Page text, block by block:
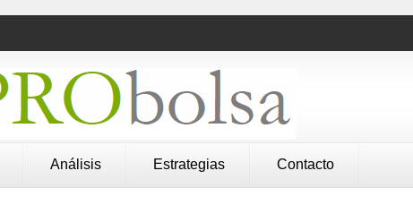
Análisis Estrategias Contacto